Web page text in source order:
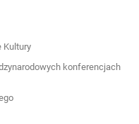
Kultury
konferencjach